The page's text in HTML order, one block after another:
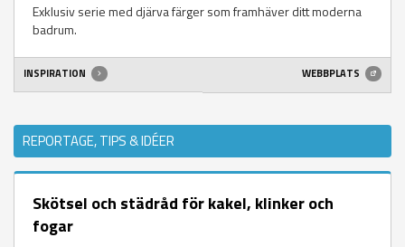
Exklusiv serie med djärva färger som framhäver ditt moderna
badrum.
INSPIRATION WEBBPLATS
REPORTAGE, TIPS & IDÉER
Skötsel och städråd för kakel, klinker och
fogar